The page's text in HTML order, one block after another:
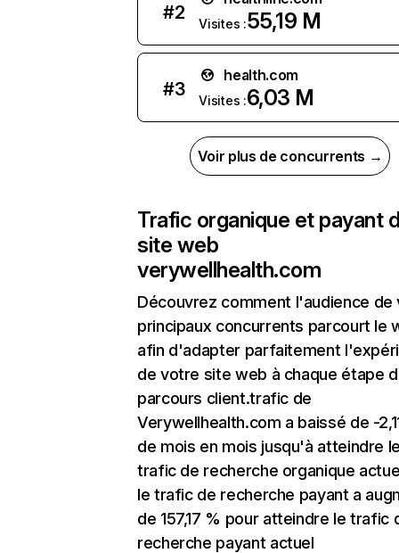
#2
Visites :55,19 M
#3
health.com
Visites :6,03 M
Voir plus de concurrents →
Trafic organique et payant
site web
verywellhealth.com
Découvrez comment l'audience de
principaux concurrents parcourt le
afin d'adapter parfaitement
de votre site web à chaque étape
parcours client.trafic de
Verywellhealth.com a baissé de -
de mois en mois jusqu'à atteindre
trafic de recherche organique
le trafic de recherche payant a
de 157,17 % pour atteindre le trafic
recherche payant actuel